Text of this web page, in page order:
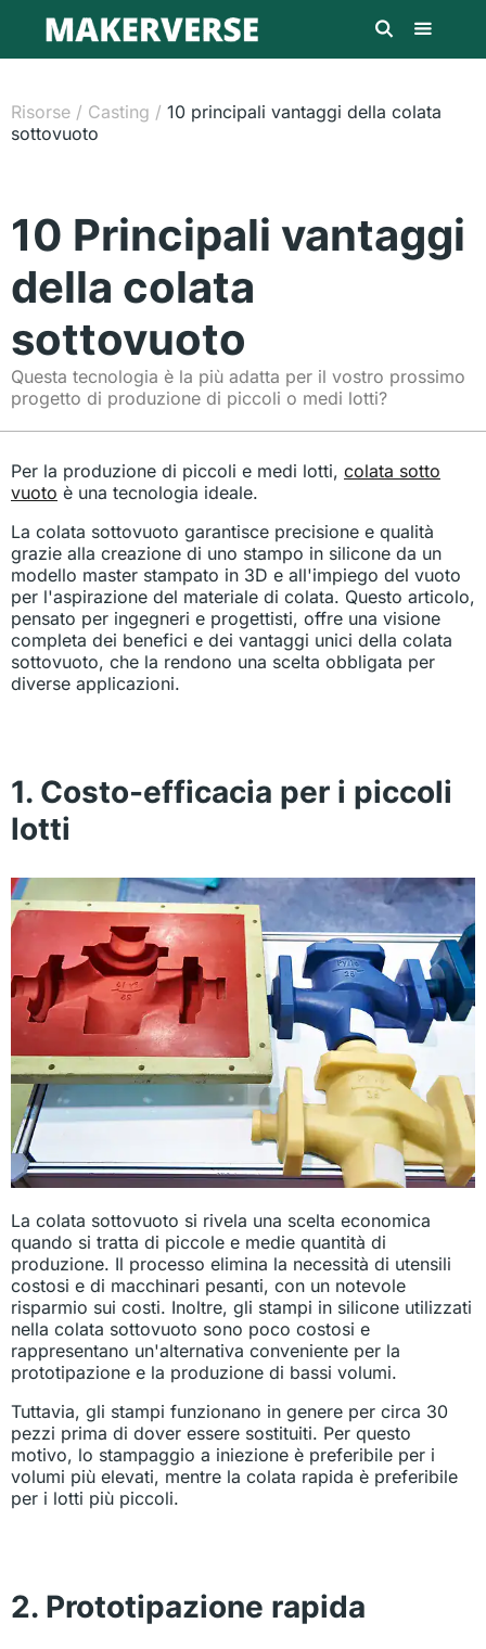
Risorse / Casting / 10 principali vantaggi della colata
sottovuoto
10 Principali vantaggi
della colata
sottovuoto
Questa tecnologia è la più adatta per il vostro prossimo
progetto di produzione di piccoli o medi lotti?
Per la produzione di piccoli e medi lotti, colata sotto
vuoto è una tecnologia ideale.
La colata sottovuoto garantisce precisione e qualità
grazie alla creazione di uno stampo in silicone da un
modello master stampato in 3D e all'impiego del vuoto
per l'aspirazione del materiale di colata. Questo articolo,
pensato per ingegneri e progettisti, offre una visione
completa dei benefici e dei vantaggi unici della colata
sottovuoto, che la rendono una scelta obbligata per
diverse applicazioni.
1. Costo-efficacia per i piccoli
lotti
La colata sottovuoto si rivela una scelta economica
quando si tratta di piccole e medie quantità di
produzione. Il processo elimina la necessità di utensili
costosi e di macchinari pesanti, con un notevole
risparmio sui costi. Inoltre, gli stampi in silicone utilizzati
nella colata sottovuoto sono poco costosi e
rappresentano un'alternativa conveniente per la
prototipazione e la produzione di bassi volumi.
Tuttavia, gli stampi funzionano in genere per circa 30
pezzi prima di dover essere sostituiti. Per questo
motivo, lo stampaggio a iniezione è preferibile per i
volumi più elevati, mentre la colata rapida è preferibile
per i lotti più piccoli.
2. Prototipazione rapida